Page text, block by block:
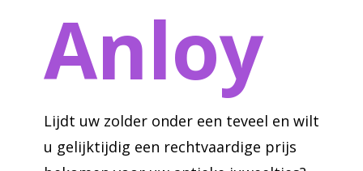
Anloy
Lijdt uw zolder onder een teveel en wilt
u gelijktijdig een rechtvaardige prijs